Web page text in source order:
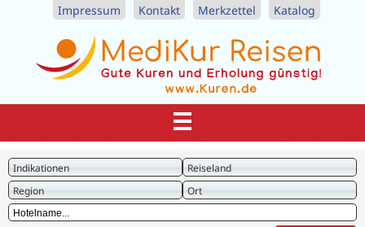
Impressum Kontakt Merkzettel Katalog
Indikationen
Reiseland
Region
Ort